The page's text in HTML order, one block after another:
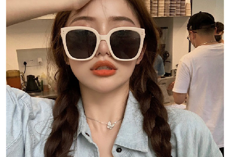
【「AFTEE先享後付」結帳流程】
１．於結帳方式選擇「AFTEE先享後付」後，將跳轉至「AFTEE先享後付」
結帳頁面，進行簡訊認證並確認金額後，即可完成結帳。
２．訂單成立數日內，您將收到繳費通知簡訊。
３．收到繳費通知簡訊後14天內，點擊此簡訊中的連結，可透過四大超商／
ATM／網路銀行／等多元方式進行付款，方視為交易完成。
※ 請注意：結帳手續完成當下不需立刻繳費，但若您需要取消訂單，請聯絡
購買商品的店家。未經商家同意取消之訂單仍視為有效，需透過AFTEE先享
後付繳納相關費用。
※ 交易是否成功請以「AFTEE先享後付 」之結帳頁面顯示為準，若有關於
是否繳費成功／繳費後需取消欲退款等相關疑問，請聯繫「AFTEE先享後付
客戶支援中心」https://netprotections.freshdesk.com/support/home
【注意事項】
１．透過由恩沛科技股份有限公司提供之「AFTEE先享後付」服務完成之交
易，需依本服務之必要範圍內提供個人資料，並將交易相關給付款項請求債
權轉讓予恩沛科技股份有限公司。
每筆NT$80，滿NT$1,500(含以上)免運費
付款後全家取貨
每筆NT$80，滿NT$1,500(含以上)免運費
萊爾富取貨付款
每筆NT$80，滿NT$1,500(含以上)免運費
付款後萊爾富取貨
每筆NT$80，滿NT$1,500(含以上)免運費
離島取貨加價40
每筆NT$80，滿NT$1,500(含以上)免運費
付款後7-11取貨